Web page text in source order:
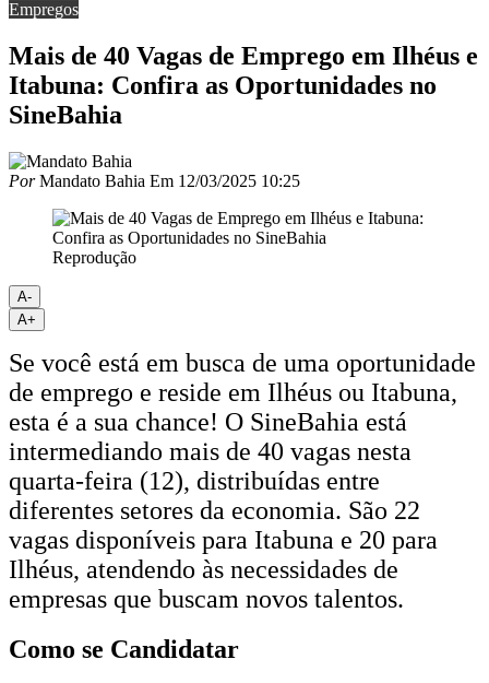
Empregos
Mais de 40 Vagas de Emprego em Ilhéus e
Itabuna: Confira as Oportunidades no
SineBahia
PorMandato Bahia Em 12/03/2025 10:25
Reprodução
A-
A+
Se você está em busca de uma oportunidade
de emprego e reside em Ilhéus ou Itabuna,
esta é a sua chance! O SineBahia está
intermediando mais de 40 vagas nesta
quarta-feira (12), distribuídas entre
diferentes setores da economia. São 22
vagas disponíveis para Itabuna e 20 para
Ilhéus, atendendo às necessidades de
empresas que buscam novos talentos.
Como se Candidatar